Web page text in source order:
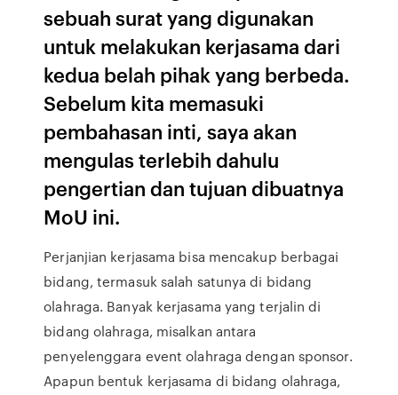
sebuah surat yang digunakan
untuk melakukan kerjasama dari
kedua belah pihak yang berbeda.
Sebelum kita memasuki
pembahasan inti, saya akan
mengulas terlebih dahulu
pengertian dan tujuan dibuatnya
MoU ini.
Perjanjian kerjasama bisa mencakup berbagai
bidang, termasuk salah satunya di bidang
olahraga. Banyak kerjasama yang terjalin di
bidang olahraga, misalkan antara
penyelenggara event olahraga dengan sponsor.
Apapun bentuk kerjasama di bidang olahraga,